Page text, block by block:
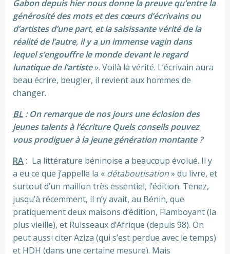
Gabon depuis hier nous donne la preuve qu’entre la
générosité des mots et des cœurs d’écrivains ou
d’artistes d’une part, et la saisissante vérité de la
réalité de l’autre, il y a un immense vagin dans
lequel s’engouffre le monde devant le regard
lunatique de l’artiste». Voilà la vérité. L’écrivain aura
beau écrire, beugler, il revient aux hommes de
changer.
BL : On remarque de nos jours une éclosion des
jeunes talents à l’écriture Quels conseils pouvez
vous prodiguer à la jeune génération montante ?
RA : La littérature béninoise a beaucoup évolué. Il y
a eu ce que j’appelle la « détaboutisation» du livre, et
surtout d’un maillon très essentiel, l’édition. Tenez,
jusqu’à récemment, il n’y avait, au Bénin, que
pratiquement deux maisons d’édition, Flamboyant (la
plus vieille), et Ruisseaux d’Afrique (depuis 98). On
peut aussi citer Aziza (qui s’est perdue avec le temps)
et HDH (dans une certaine mesure). Mais